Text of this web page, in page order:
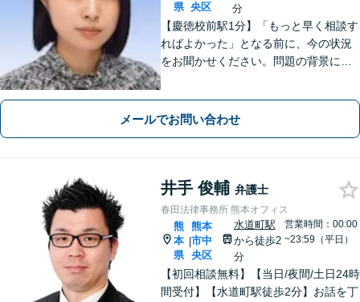
県 央区
分
【慶徳校前駅1分】「もっと早く相談す
ればよかった」となる前に、今の状況
をお聞かせください。問題の背景にも
間面談可】
メールでお問い合わせ
井手 俊輔 弁護士
春田法律事務所 熊本オフィス
熊
本
県
|
熊本
市中
央区
水道町駅
から徒歩2
分
営業時間：00:00
~23:59（平日）
【初回相談無料】【当日/夜間/土日24時
間受付】【水道町駅徒歩2分】お話を丁